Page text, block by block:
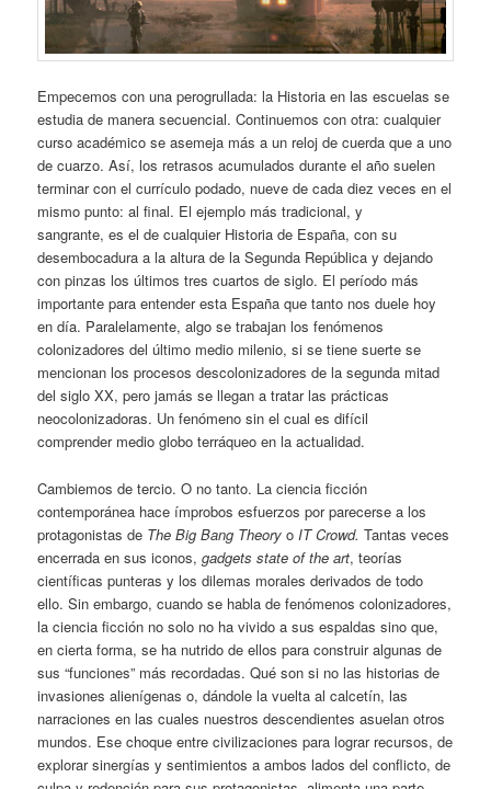
Empecemos con una perogrullada: la Historia en las escuelas se
estudia de manera secuencial. Continuemos con otra: cualquier
curso académico se asemeja más a un reloj de cuerda que a uno
de cuarzo. Así, los retrasos acumulados durante el año suelen
terminar con el currículo podado, nueve de cada diez veces en el
mismo punto: al final. El ejemplo más tradicional, y
sangrante, es el de cualquier Historia de España, con su
desembocadura a la altura de la Segunda República y dejando
con pinzas los últimos tres cuartos de siglo. El período más
importante para entender esta España que tanto nos duele hoy
en día. Paralelamente, algo se trabajan los fenómenos
colonizadores del último medio milenio, si se tiene suerte se
mencionan los procesos descolonizadores de la segunda mitad
del siglo XX, pero jamás se llegan a tratar las prácticas
neocolonizadoras. Un fenómeno sin el cual es difícil
comprender medio globo terráqueo en la actualidad.
Cambiemos de tercio. O no tanto. La ciencia ficción
contemporánea hace ímprobos esfuerzos por parecerse a los
protagonistas de The Big Bang Theory o IT Crowd. Tantas veces
encerrada en sus iconos,gadgets state of the art, teorías
científicas punteras y los dilemas morales derivados de todo
ello. Sin embargo, cuando se habla de fenómenos colonizadores,
la ciencia ficción no solo no ha vivido a sus espaldas sino que,
en cierta forma, se ha nutrido de ellos para construir algunas de
sus “funciones” más recordadas. Qué son si no las historias de
invasiones alienígenas o, dándole la vuelta al calcetín, las
narraciones en las cuales nuestros descendientes asuelan otros
mundos. Ese choque entre civilizaciones para lograr recursos, de
explorar sinergías y sentimientos a ambos lados del conflicto, de